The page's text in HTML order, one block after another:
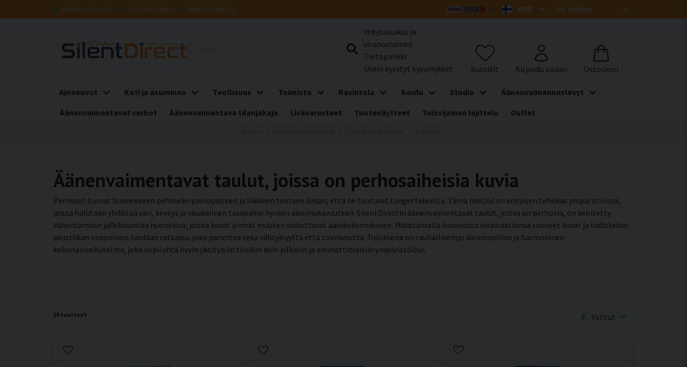
Ilmainen toimitus 5 vuoden takuu Nopea toimitus
Yritysasiakas ja
viranomainen
Tietopankki
Usein kysytyt kysymykset
Ajoneuvot Koti ja asuminen Teollisuus Toimisto Ravintola Koulu Studio
Äänenvaimennuslevyt
Äänenvaimentavat verhot
Äänenvaimentava tilanjakaja Lisävarusteet Tuotenäytteet Toissijainen lajittelu Outlet
Äänenvaimentavat taulut, joissa on perhosaiheisia kuvia
Perhoset tuovat huoneeseen pehmeän painopisteen ja liikkeen tunteen ilman, että ne tuntuvat tungettelevilta. Tämä motiivi on erityisen tehokas ympäristöissä,
joissa halutaan yhdistää väri, keveys ja visuaalinen tasapaino hyvään äänimukavuuteen. SilentDirectin äänenvaimentavat taulut, joissa on perhosia, on kehitetty
vähentämään jälkikaiuntaa huoneissa, joissa kovat pinnat muuten vaikuttavat äänikokemukseen. Yhdistämällä luonnosta inspiraationsa saaneet kuvat ja todistetun
akustiikan osaamisen luodaan ratkaisu, joka parantaa sekä viihtyisyyttä että toimivuutta. Tuloksena on rauhallisempi äänimaailma ja harmoninen
kokonaisvaikutelma, joka sopii yhtä hyvin yksityisiin tiloihin kuin julkisiin ja ammattimaisiin ympäristöihin.
29 tuotteet Valitut